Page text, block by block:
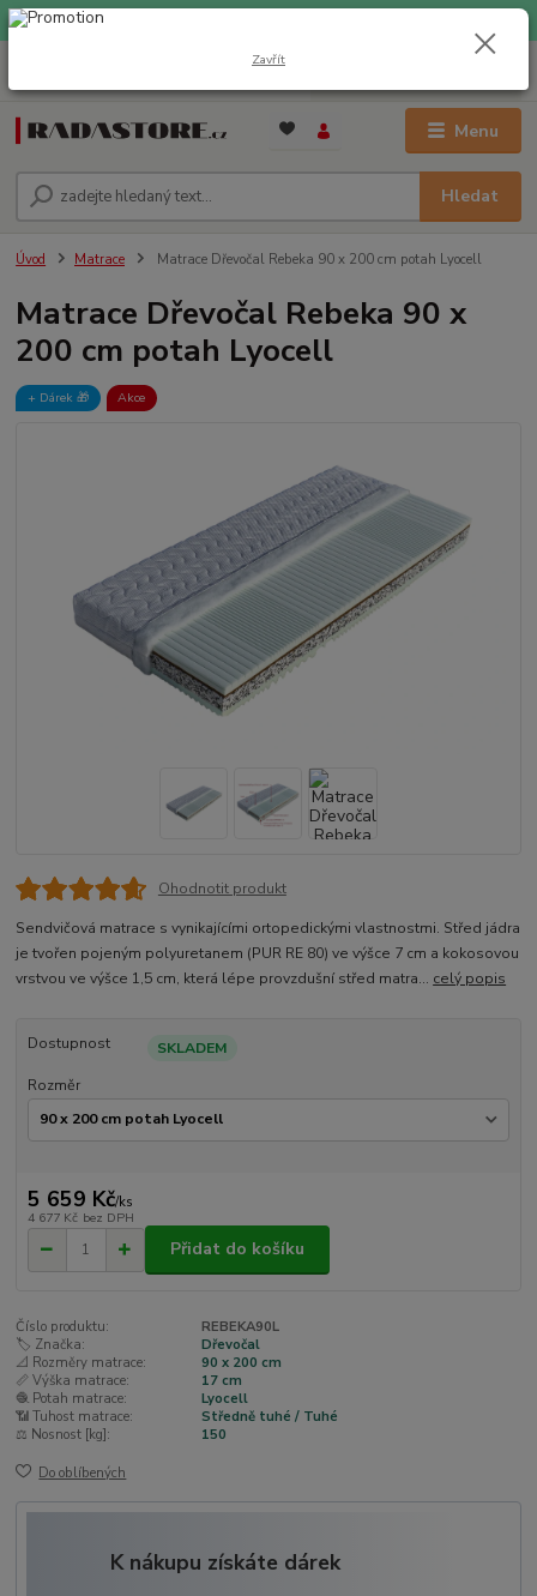
EXPRESNÍ DOPRAVA ZDARMA při nákupu nad 1000 Kč
Menu
Hledat
Úvod Matrace Matrace Dřevočal Rebeka 90 x 200 cm potah Lyocell
Matrace Dřevočal Rebeka 90 x
200 cm potah Lyocell
+ Dárek️ 🎁 Akce
Ohodnotit produkt
Sendvičová matrace s vynikajícími ortopedickými vlastnostmi. Střed jádra
je tvořen pojeným polyuretanem (PUR RE 80) ve výšce 7 cm a kokosovou
vrstvou ve výšce 1,5 cm, která lépe provzdušní střed matra... celý popis
Dostupnost
SKLADEM
Rozměr
5 659 Kč/ks
4 677 Kč bez DPH
Přidat do košíku
Číslo produktu:
REBEKA90L
🏷️ Značka:
Dřevočal
📐 Rozměry matrace:
90 x 200 cm
📏 Výška matrace:
17 cm
🧶 Potah matrace:
Lyocell
📶 Tuhost matrace:
Středně tuhé / Tuhé
⚖️ Nosnost [kg]:
150
Do oblíbených
K nákupu získáte dárek
Zavřít